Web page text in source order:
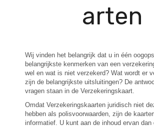
arten